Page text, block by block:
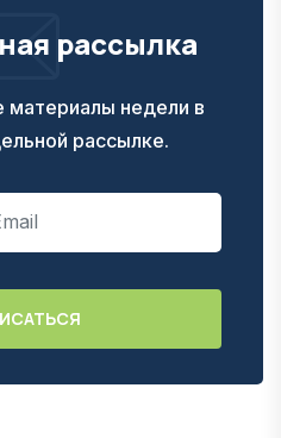
рассылка
материалы недели в
рассылке.